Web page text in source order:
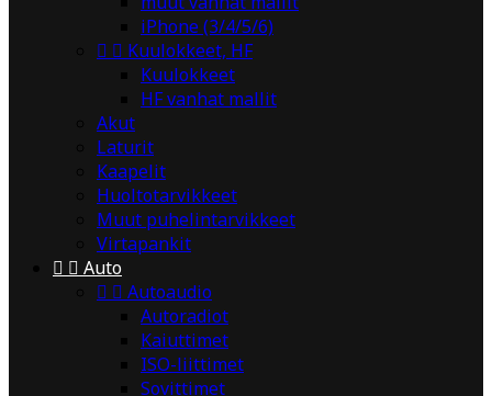
iPhone (3/4/5/6)
  Kuulokkeet, HF
Kuulokkeet
HF vanhat mallit
Akut
Laturit
Kaapelit
Huoltotarvikkeet
Muut puhelintarvikkeet
Virtapankit
  Auto
  Autoaudio
Autoradiot
Kaiuttimet
ISO-liittimet
Sovittimet